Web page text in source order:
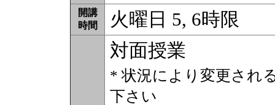
開講
時間
火曜日 5, 6時限
対面授業
* 状況により変更され
下さい